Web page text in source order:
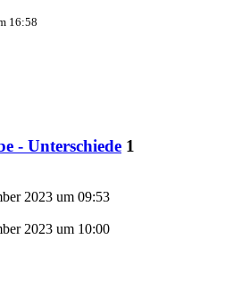
16:58
- Unterschiede 1
2023 um 09:53
2023 um 10:00